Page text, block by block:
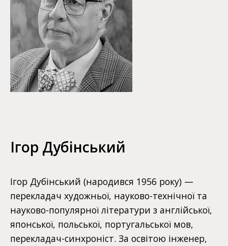
Ігор Дубінський
Ігор Дубінський (народився 1956 року) —
перекладач художньої, науково-технічної та
науково-популярної літератури з англійської,
японської, польської, португальської мов,
перекладач-синхроніст. За освітою інженер,